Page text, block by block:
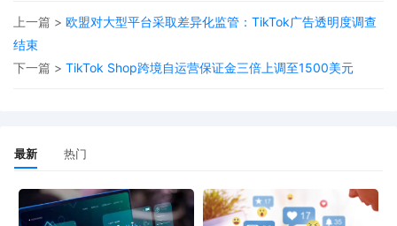
上一篇 > 欧盟对大型平台采取差异化监管：TikTok广告透明度调查
结束
下一篇 > TikTok Shop跨境自运营保证金三倍上调至1500美元
最新 热门